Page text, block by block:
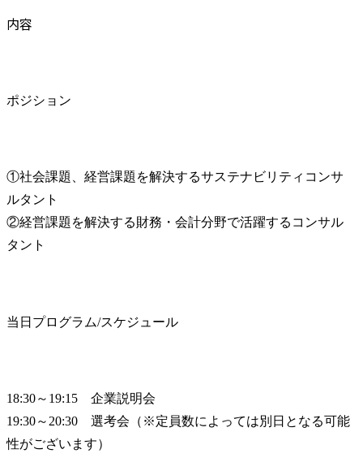
内容
ポジション
①社会課題、経営課題を解決するサステナビリティコンサ
ルタント
②経営課題を解決する財務・会計分野で活躍するコンサル
タント
当日プログラム/スケジュール
18:30～19:15　企業説明会
19:30～20:30　選考会（※定員数によっては別日となる可能
性がございます）